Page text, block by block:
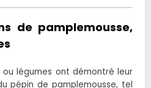
de pamplemousse,
ou légumes ont démontré leur
pépin de pamplemousse, tel